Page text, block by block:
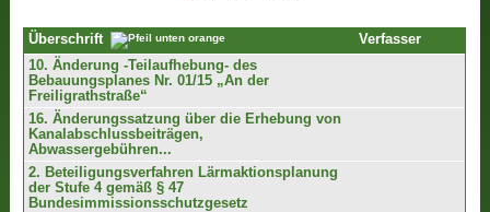
Überschrift
Verfasser
10. Änderung -Teilaufhebung- des
Bebauungsplanes Nr. 01/15 „An der
Freiligrathstraße“
16. Änderungssatzung über die Erhebung von
Kanalabschlussbeiträgen,
Abwassergebühren...
2. Beteiligungsverfahren Lärmaktionsplanung
der Stufe 4 gemäß § 47
Bundesimmissionsschutzgesetz